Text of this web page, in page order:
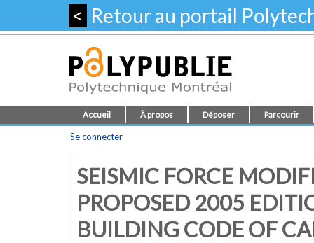
< Retour au portail
Accueil À propos Déposer Parcourir
Se connecter
SEISMIC FORCE
PROPOSED 2005
BUILDING CODE OF